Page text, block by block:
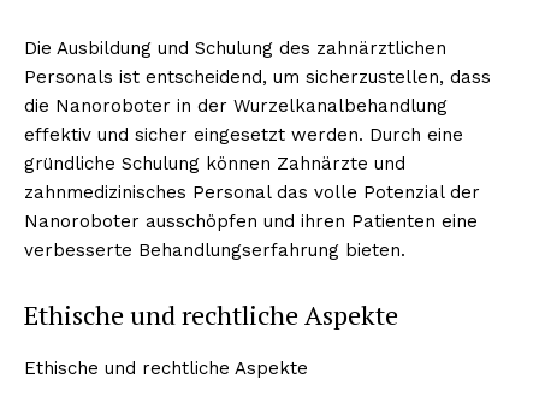
Die Ausbildung und Schulung des zahnärztlichen
Personals ist entscheidend, um sicherzustellen, dass
die Nanoroboter in der Wurzelkanalbehandlung
effektiv und sicher eingesetzt werden. Durch eine
gründliche Schulung können Zahnärzte und
zahnmedizinisches Personal das volle Potenzial der
Nanoroboter ausschöpfen und ihren Patienten eine
verbesserte Behandlungserfahrung bieten.
Ethische und rechtliche Aspekte
Ethische und rechtliche Aspekte